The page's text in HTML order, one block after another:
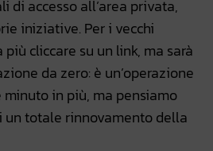
di accesso all’area privata,
iniziative. Per i vecchi
cliccare su un link, ma sarà
da zero: è un’operazione
in più, ma pensiamo
un totale rinnovamento della